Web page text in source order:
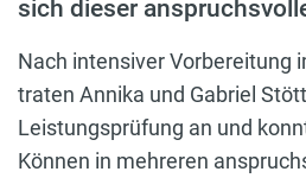
sich dieser
Nach intensiver Vorbereitung
traten Annika und Gabriel
Leistungsprüfung an und
Können in mehreren